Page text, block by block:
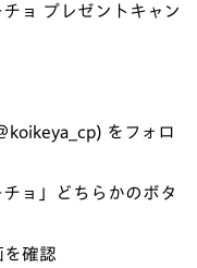
ョ プレゼントキャン
をフォロ
ョ」どちらかのボタ
確認